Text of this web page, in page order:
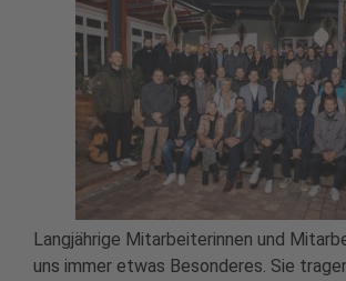
Langjährige Mitarbeiterinnen und
uns immer etwas Besonderes. Sie